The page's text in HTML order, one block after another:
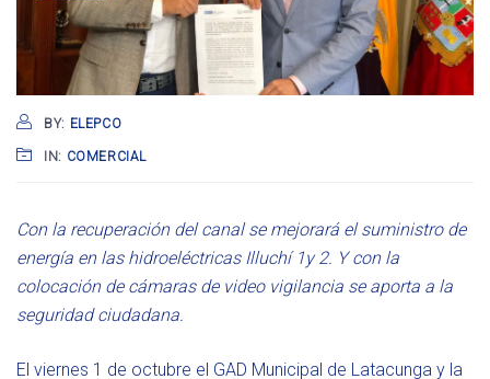
BY: ELEPCO
IN: COMERCIAL
Con la recuperación del canal se mejorará el suministro de
energía en las hidroeléctricas Illuchí 1y 2. Y con la
colocación de cámaras de video vigilancia se aporta a la
seguridad ciudadana
El viernes 1 de octubre el GAD Municipal de Latacunga y la